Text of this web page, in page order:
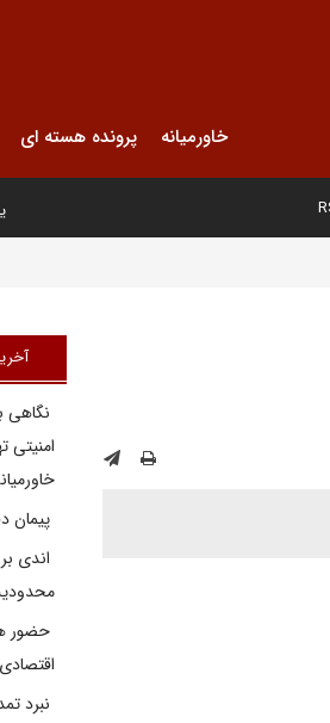
خاورمیانه پرونده هسته ای
نگاهی
امنیتی
پیمان
اندی
حضور
نبرد